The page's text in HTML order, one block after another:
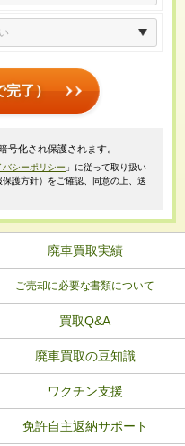
完了）
号化され保護されます。
バシーポリシー 」に従って取り扱い
護方針）をご確認、同意の上、送
廃車買取実績
ご売却に必要な書類について
買取Q&A
廃車買取の豆知識
ワクチン支援
免許自主返納サポート